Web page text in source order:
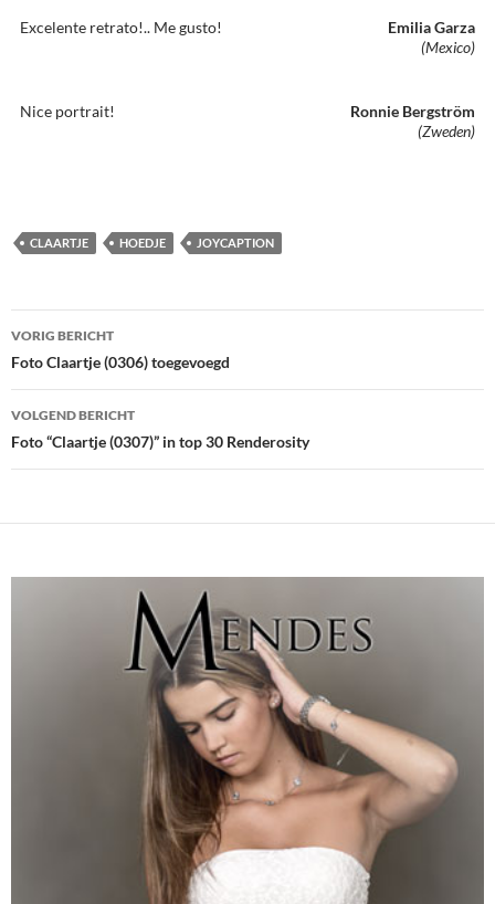
Excelente retrato!.. Me gusto!
Emilia Garza
(Mexico)
Nice portrait!
Ronnie Bergström
(Zweden)
CLAARTJE HOEDJE JOYCAPTION
Bericht
navigatie
VORIG BERICHT
Foto Claartje (0306) toegevoegd
VOLGEND BERICHT
Foto “Claartje (0307)” in top 30 Renderosity